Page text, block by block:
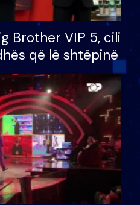
Brother VIP 5, cili
që lë shtëpinë